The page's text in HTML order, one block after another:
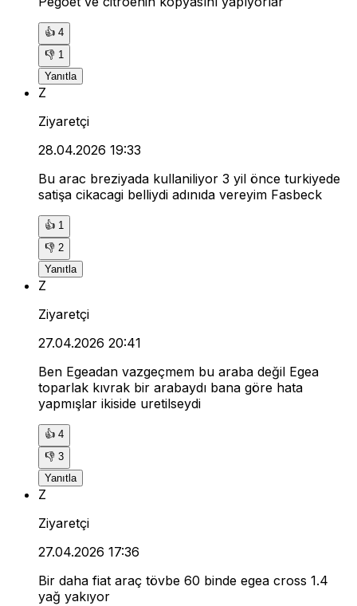
👍 4
👎 1
Yanıtla
Z
Ziyaretçi
28.04.2026 19:33
Bu arac breziyada kullaniliyor 3 yil önce turkiyede
satişa cikacagi belliydi adınıda vereyim Fasbeck
👍 1
👎 2
Yanıtla
Z
Ziyaretçi
27.04.2026 20:41
Ben Egeadan vazgeçmem bu araba değil Egea
toparlak kıvrak bir arabaydı bana göre hata
yapmışlar ikiside uretilseydi
👍 4
👎 3
Yanıtla
Z
Ziyaretçi
27.04.2026 17:36
Bir daha fiat araç tövbe 60 binde egea cross 1.4
yağ yakıyor